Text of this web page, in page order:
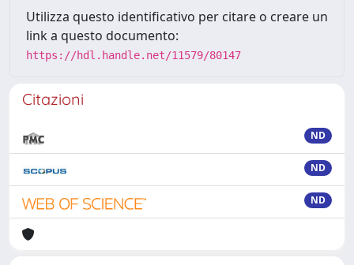
Utilizza questo identificativo per citare o creare un
link a questo documento:
https://hdl.handle.net/11579/80147
Citazioni
ND
ND
ND